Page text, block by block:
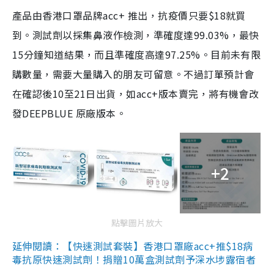
產品由香港口罩品牌acc+ 推出，抗疫價只要$18就買
到。測試劑以採集鼻液作檢測，準確度達99.03%，最快
15分鐘知道結果，而且準確度高達97.25%。目前未有限
購數量，需要大量購入的朋友可留意。不過訂單預計會
在確認後10至21日出貨，如acc+版本賣完，將有機會改
發DEEPBLUE 原廠版本。
+2
點擊圖片放大
延伸閱讀：【快速測試套裝】香港口罩廠acc+推$18病
毒抗原快速測試劑！捐贈10萬盒測試劑予深水埗露宿者